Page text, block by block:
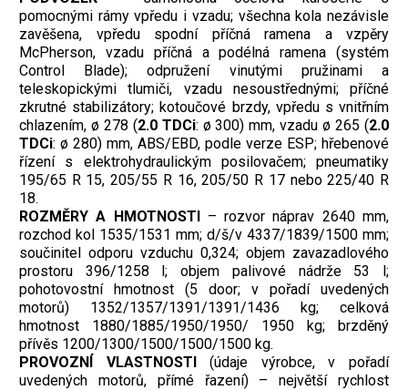
pomocnými rámy vpředu i vzadu; všechna kola nezávisle
zavěšena, vpředu spodní příčná ramena a vzpěry
McPherson, vzadu příčná a podélná ramena (systém
Control Blade); odpružení vinutými pružinami a
teleskopickými tlumiči, vzadu nesoustřednými; příčné
zkrutné stabilizátory; kotoučové brzdy, vpředu s vnitřním
chlazením, ø 278 (2.0 TDCi: ø 300) mm, vzadu ø 265 (2.0
TDCi: ø 280) mm, ABS/EBD, podle verze ESP; hřebenové
řízení s elektrohydraulickým posilovačem; pneumatiky
195/65 R 15, 205/55 R 16, 205/50 R 17 nebo 225/40 R
18.
ROZMĚRY A HMOTNOSTI
– rozvor náprav 2640 mm,
rozchod kol 1535/1531 mm; d/š/v 4337/1839/1500 mm;
součinitel odporu vzduchu 0,324; objem zavazadlového
prostoru 396/1258 l; objem palivové nádrže 53 l;
pohotovostní hmotnost (5 door; v pořadí uvedených
motorů) 1352/1357/1391/1391/1436 kg; celková
hmotnost 1880/1885/1950/1950/ 1950 kg; brzděný
přívěs 1200/1300/1500/1500/1500 kg.
PROVOZNÍ VLASTNOSTI(údaje výrobce, v pořadí
uvedených motorů, přímé řazení) – největší rychlost